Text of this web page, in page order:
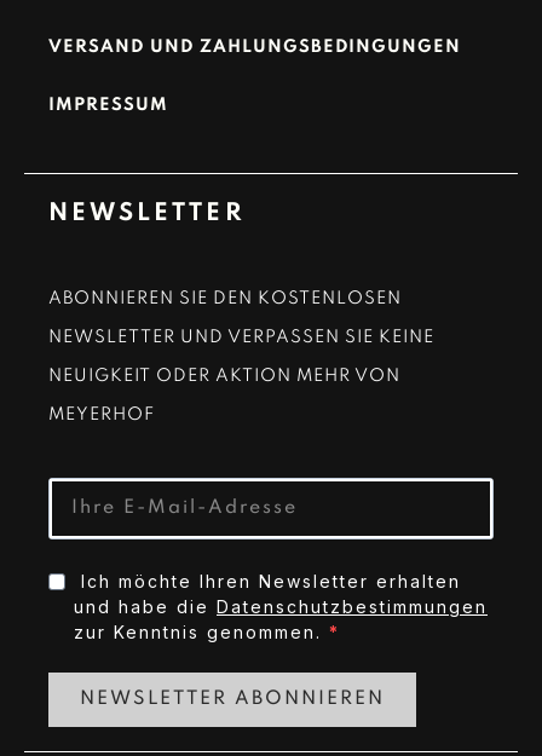
VERSAND UND ZAHLUNGSBEDINGUNGEN
IMPRESSUM
NEWSLETTER
ABONNIEREN SIE DEN KOSTENLOSEN
NEWSLETTER UND VERPASSEN SIE KEINE
NEUIGKEIT ODER AKTION MEHR VON
MEYERHOF
Ich möchte Ihren Newsletter erhalten
und habe die Datenschutzbestimmungen
zur Kenntnis genommen.
NEWSLETTER ABONNIEREN